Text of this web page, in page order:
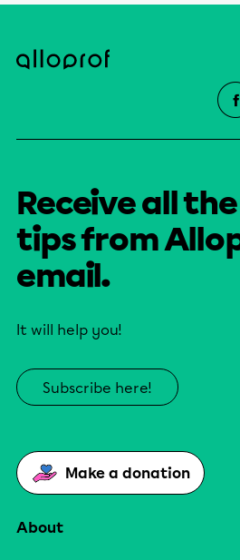
Receive all
tips from
email.
It will help you!
Subscribe here!
Make a donation
About